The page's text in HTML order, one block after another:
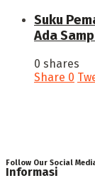
‎Suku
Ada
0 shares
Share 0
Follow Our Social
Informasi